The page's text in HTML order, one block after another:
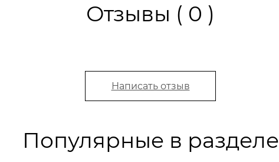
Отзывы ( 0 )
Написать отзыв
Популярные в разделе